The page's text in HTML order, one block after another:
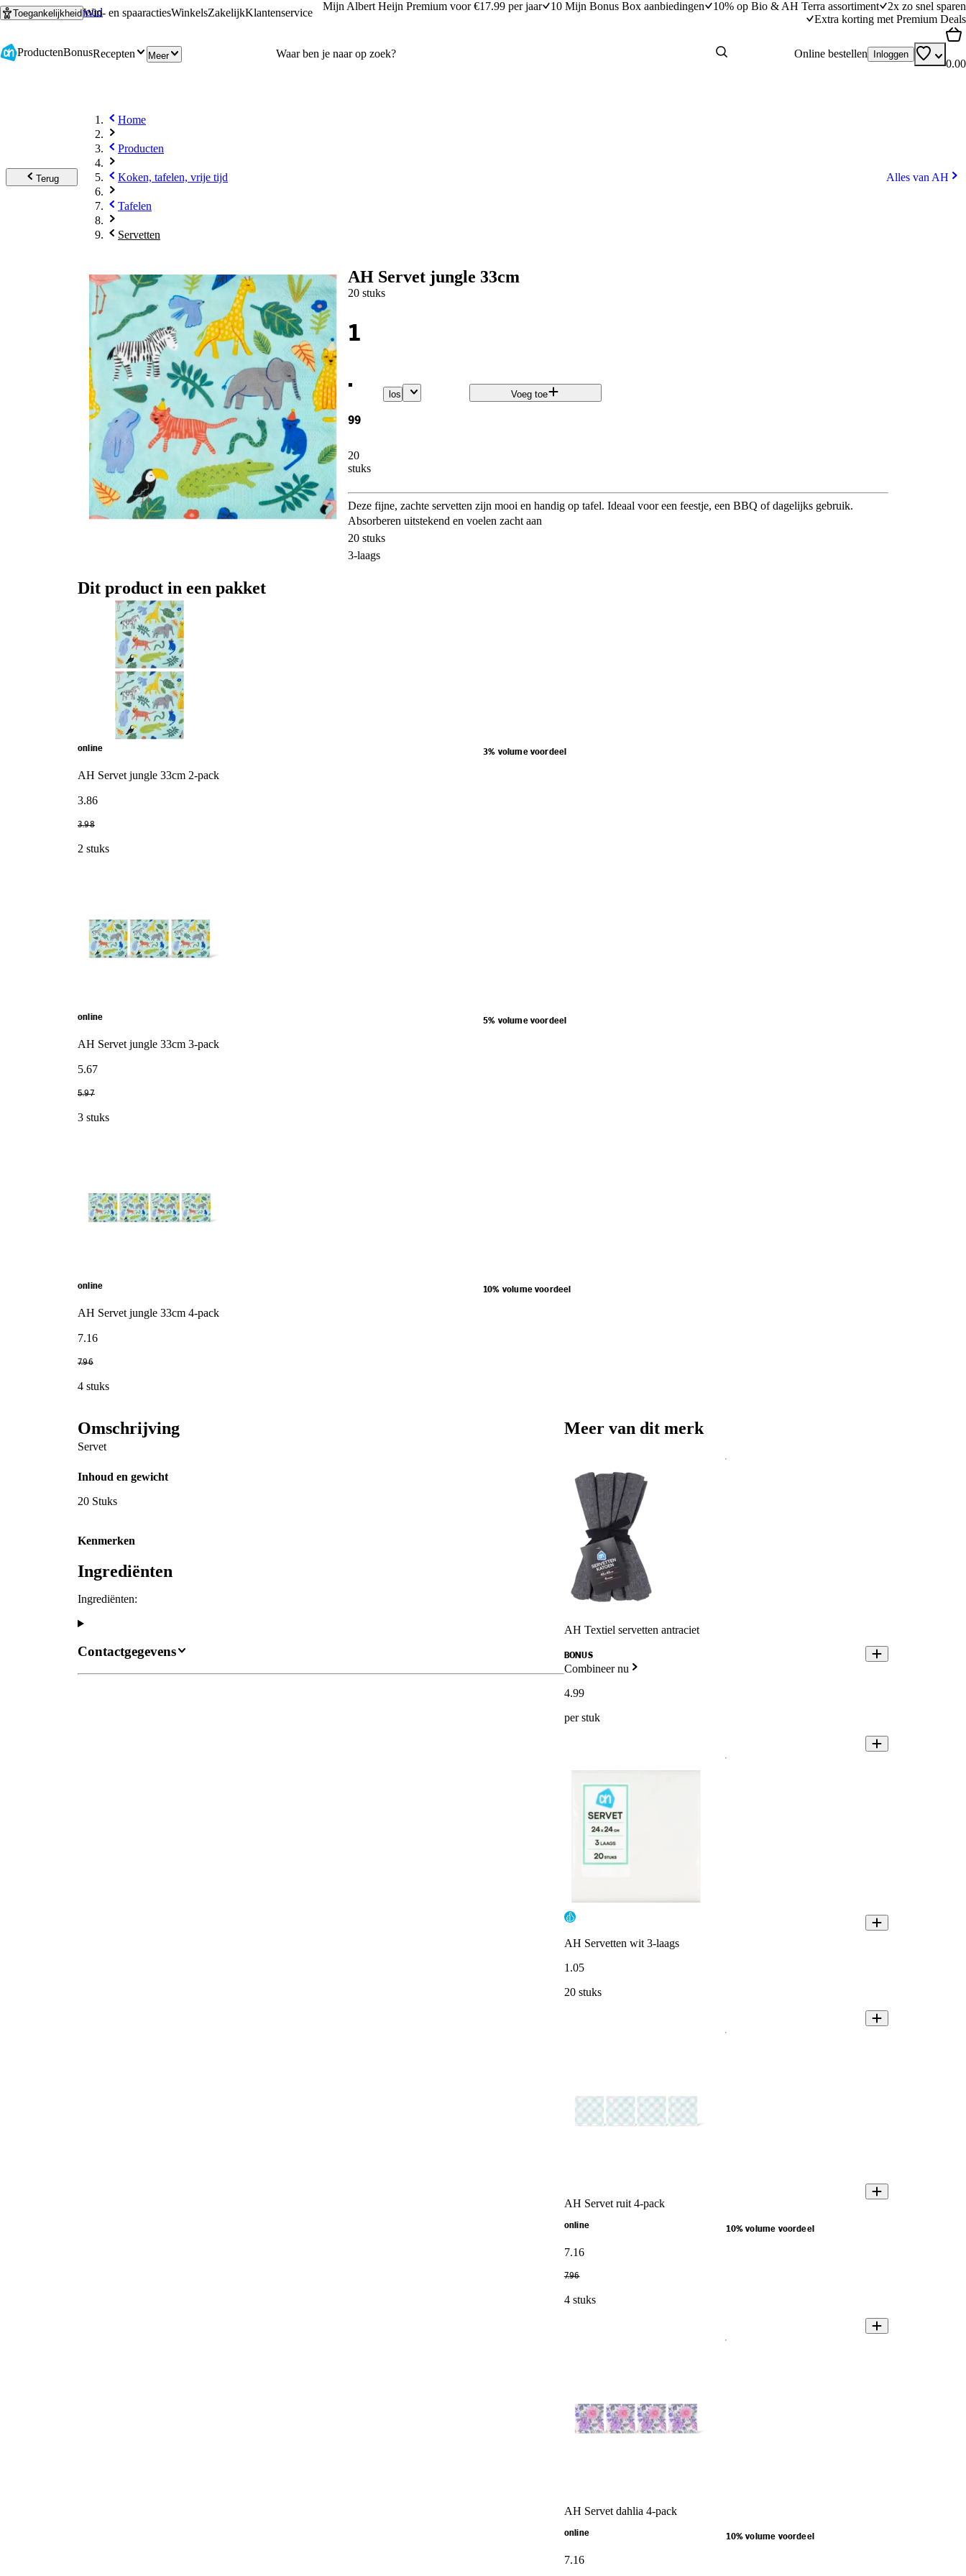
Ga naar hoofdinhoud
Ga naar zoeken
ToegankelijkheidWin- en spaaractiesWinkelsZakelijkKlantenservice
Mijn Albert Heijn Premium voor €17.99 per jaar 10 Mijn Bonus Box aanbiedingen 10% op Bio & AH Terra assortiment
2x zo snel sparen
Extra korting met Premium Deals
ProductenBonusRecepten Meer Online bestellen Inloggen
0.00
Terug
Home
Producten
Koken, tafelen, vrije tijd
Tafelen
Servetten
Alles van AH
AH Servet jungle 33cm
20 stuks
1
.
99
20
stuks
los Voeg toe
Deze fijne, zachte servetten zijn mooi en handig op tafel. Ideaal voor een feestje, een BBQ of dagelijks gebruik.
Absorberen uitstekend en voelen zacht aan
20 stuks
3-laags
Dit product in een pakket
online 3% volume voordeel
AH Servet jungle 33cm 2-pack
3.86
3.98
2 stuks
online 5% volume voordeel
AH Servet jungle 33cm 3-pack
5.67
5.97
3 stuks
online 10% volume voordeel
AH Servet jungle 33cm 4-pack
7.16
7.96
4 stuks
Omschrijving
Servet
Inhoud en gewicht
20 Stuks
Kenmerken
Ingrediënten
Ingrediënten:
Contactgegevens
Meer van dit merk
AH Textiel servetten antraciet
BONUS
Combineer nu
4.99
per stuk
AH Servetten wit 3-laags
1 .05
20 stuks
AH Servet ruit 4-pack
online 10% volume voordeel
7.16
7.96
4 stuks
AH Servet dahlia 4-pack
online 10% volume voordeel
7.16